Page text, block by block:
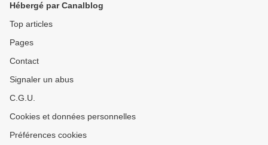
Hébergé par Canalblog
Top articles
Pages
Contact
Signaler un abus
C.G.U.
Cookies et données personnelles
Préférences cookies